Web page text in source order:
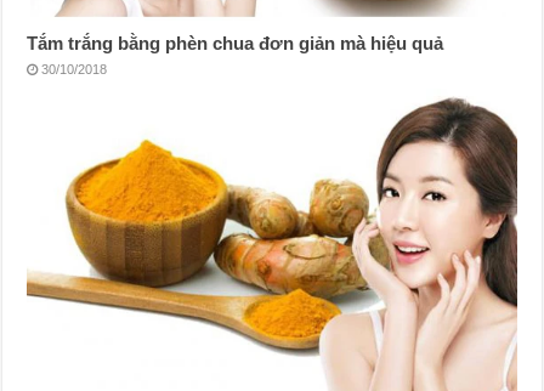
Tắm trắng bằng phèn chua đơn giản mà hiệu quả
30/10/2018